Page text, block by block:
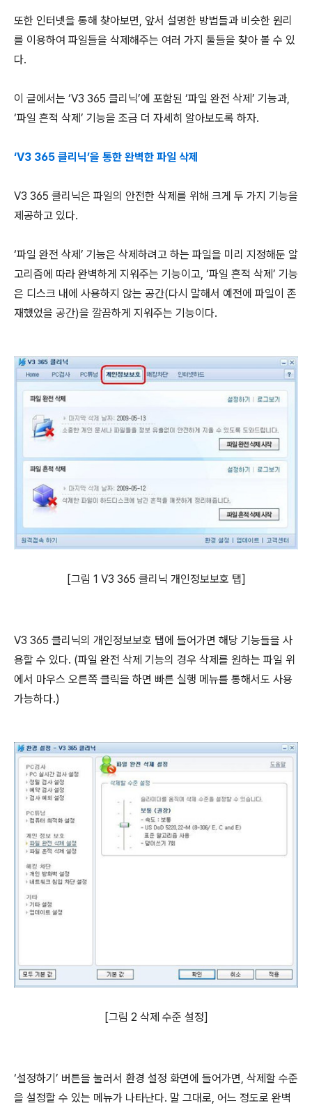
또한 인터넷을 통해 찾아보면, 앞서 설명한 방법들과 비슷한 원리
를 이용하여 파일들을 삭제해주는 여러 가지 툴들을 찾아 볼 수 있
다.
이 글에서는 ‘V3 365 클리닉’에 포함된 ‘파일 완전 삭제’ 기능과,
‘파일 흔적 삭제’ 기능을 조금 더 자세히 알아보도록 하자.
‘V3 365 클리닉’을 통한 완벽한 파일 삭제
V3 365 클리닉은 파일의 안전한 삭제를 위해 크게 두 가지 기능을
제공하고 있다.
‘파일 완전 삭제’ 기능은 삭제하려고 하는 파일을 미리 지정해둔 알
고리즘에 따라 완벽하게 지워주는 기능이고, ‘파일 흔적 삭제’ 기능
은 디스크 내에 사용하지 않는 공간(다시 말해서 예전에 파일이 존
재했었을 공간)을 깔끔하게 지워주는 기능이다.
[그림 1 V3 365 클리닉 개인정보보호 탭]
V3 365 클리닉의 개인정보보호 탭에 들어가면 해당 기능들을 사
용할 수 있다. (파일 완전 삭제 기능의 경우 삭제를 원하는 파일 위
에서 마우스 오른쪽 클릭을 하면 빠른 실행 메뉴를 통해서도 사용
가능하다.)
[그림 2 삭제 수준 설정]
‘설정하기’ 버튼을 눌러서 환경 설정 화면에 들어가면, 삭제할 수준
을 설정할 수 있는 메뉴가 나타난다. 말 그대로, 어느 정도로 완벽